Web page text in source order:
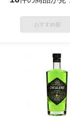
おすすめ順